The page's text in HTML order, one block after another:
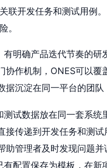
联开发任务和测试用例
。
有明确产品迭代节奏的
协作机制，ONES可以
沉淀在同一平台的团队
测试数据放在同一套系
接传递到开发任务和测
助管理者及时发现问题
配置保存为模板，在新